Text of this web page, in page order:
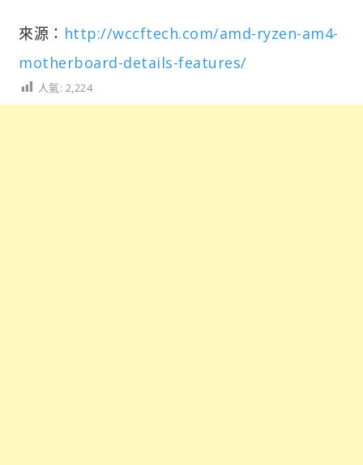
來源： http://wccftech.com/amd-ryzen-am4-
motherboard-details-features/
人氣: 2,224